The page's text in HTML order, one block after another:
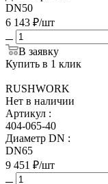
DN50
6 143 ₽/шт
В заявку
Купить в 1 клик
RUSHWORK
Нет в наличии
Артикул :
404-065-40
Диаметр DN :
DN65
9 451 ₽/шт